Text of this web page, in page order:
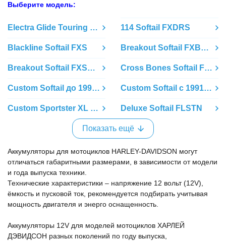
Выберите модель:
Electra Glide Touring FLH до 1996 114 Softail FXDRS
Blackline Softail FXS Breakout Softail FXBR (c 2018)
Breakout Softail FXSB (до 2017) Cross Bones Softail FLSTSB
Custom Softail до 1990 FXSTC Custom Softail с 1991 FXSTC
Custom Sportster XL 1200 с 2004 Deluxe Softail FLSTN
Показать ещё
Аккумуляторы для мотоциклов HARLEY-DAVIDSON могут
отличаться габаритными размерами, в зависимости от модели
и года выпуска техники.
Технические характеристики – напряжение 12 вольт (12V),
ёмкость и пусковой ток, рекомендуется подбирать учитывая
мощность двигателя и энерго оснащенность.
Аккумуляторы 12V для моделей мотоциклов ХАРЛЕЙ
ДЭВИДСОН разных поколений по году выпуска,